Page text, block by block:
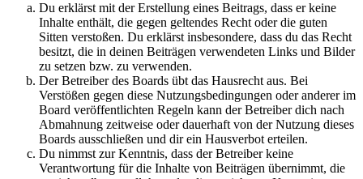
Du erklärst mit der Erstellung eines Beitrags, dass er keine
Inhalte enthält, die gegen geltendes Recht oder die guten
Sitten verstoßen. Du erklärst insbesondere, dass du das Recht
besitzt, die in deinen Beiträgen verwendeten Links und Bilder
zu setzen bzw. zu verwenden.
Der Betreiber des Boards übt das Hausrecht aus. Bei
Verstößen gegen diese Nutzungsbedingungen oder anderer im
Board veröffentlichten Regeln kann der Betreiber dich nach
Abmahnung zeitweise oder dauerhaft von der Nutzung dieses
Boards ausschließen und dir ein Hausverbot erteilen.
Du nimmst zur Kenntnis, dass der Betreiber keine
Verantwortung für die Inhalte von Beiträgen übernimmt, die